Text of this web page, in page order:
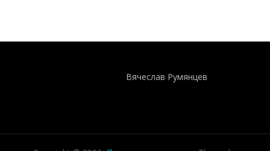
Вячеслав Румянцев